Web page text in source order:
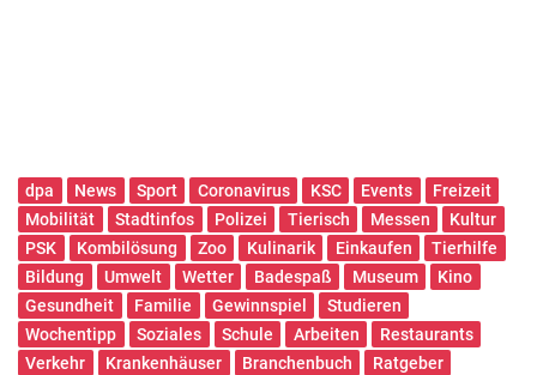
dpa News Sport Coronavirus KSC Events
Freizeit
Mobilität
Stadtinfos Polizei Tierisch Messen
Kultur
PSK
Kombilösung Zoo Kulinarik Einkaufen
Tierhilfe
Bildung
Umwelt Wetter Badespaß Museum
Kino
Gesundheit
Familie Gewinnspiel
Studieren
Wochentipp
Soziales Schule Arbeiten
Restaurants
Verkehr
Krankenhäuser Branchenbuch
Ratgeber